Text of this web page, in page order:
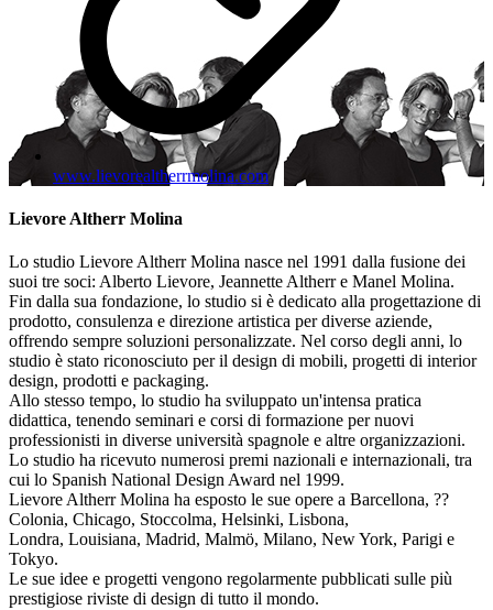
www.lievorealtherrmolina.com
Lievore Altherr Molina
Lo studio Lievore Altherr Molina nasce nel 1991 dalla fusione dei
suoi tre soci: Alberto Lievore, Jeannette Altherr e Manel Molina.
Fin dalla sua fondazione, lo studio si è dedicato alla progettazione di
prodotto, consulenza e direzione artistica per diverse aziende,
offrendo sempre soluzioni personalizzate. Nel corso degli anni, lo
studio è stato riconosciuto per il design di mobili, progetti di interior
design, prodotti e packaging.
Allo stesso tempo, lo studio ha sviluppato un'intensa pratica
didattica, tenendo seminari e corsi di formazione per nuovi
professionisti in diverse università spagnole e altre organizzazioni.
Lo studio ha ricevuto numerosi premi nazionali e internazionali, tra
cui lo Spanish National Design Award nel 1999.
Lievore Altherr Molina ha esposto le sue opere a Barcellona, ??
Colonia, Chicago, Stoccolma, Helsinki, Lisbona,
Londra, Louisiana, Madrid, Malmö, Milano, New York, Parigi e
Tokyo.
Le sue idee e progetti vengono regolarmente pubblicati sulle più
prestigiose riviste di design di tutto il mondo.